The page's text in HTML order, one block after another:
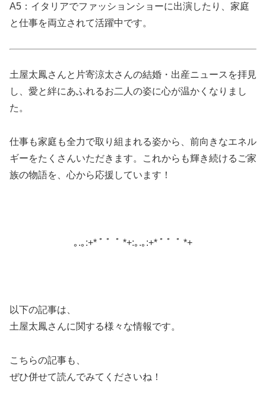
A5：イタリアでファッションショーに出演したり、家庭
と仕事を両立されて活躍中です。
土屋太鳳さんと片寄涼太さんの結婚・出産ニュースを拝見
し、愛と絆にあふれるお二人の姿に心が温かくなりまし
た。
仕事も家庭も全力で取り組まれる姿から、前向きなエネル
ギーをたくさんいただきます。これからも輝き続けるご家
族の物語を、心から応援しています！
｡.｡:+* ﾟ ゜ﾟ *+:｡.｡:+* ﾟ ゜ﾟ *+
以下の記事は、
土屋太鳳さんに関する様々な情報です。
こちらの記事も、
ぜひ併せて読んでみてくださいね！